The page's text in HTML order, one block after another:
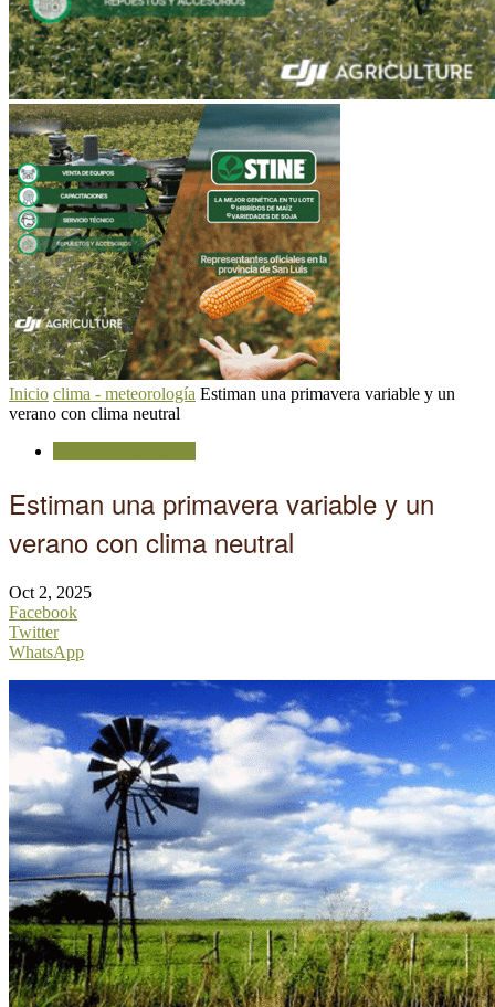
Inicio clima - meteorología Estiman una primavera variable y un
verano con clima neutral
Estiman una primavera variable y un
verano con clima neutral
Oct 2, 2025
Facebook
Twitter
WhatsApp